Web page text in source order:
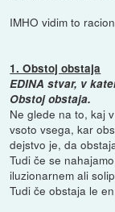
IMHO vidim to
1. Obstoj obstaja
EDINA stvar, v
Obstoj obstaja.
Ne glede na to, kaj
vsoto vsega, kar
dejstvo je, da
Tudi če se
iluzionarnem ali
Tudi če obstaja le